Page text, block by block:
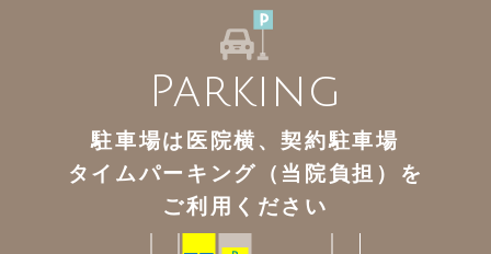
Parking
駐車場は医院横、契約駐車場
タイムパーキング（当院負担）を
ご利用ください